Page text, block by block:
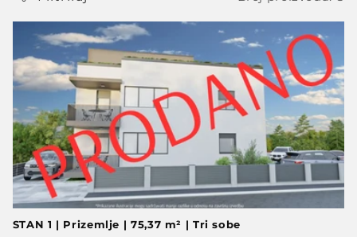
STAN 1 | Prizemlje | 75,37 m² | Tri sobe